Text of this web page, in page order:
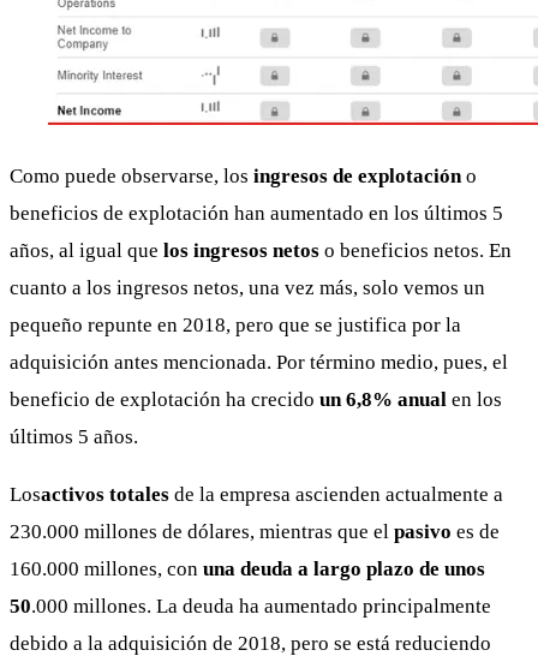
Como puede observarse, los ingresos de explotación o
beneficios de explotación han aumentado en los últimos 5
años, al igual que los ingresos netos o beneficios netos. En
cuanto a los ingresos netos, una vez más, solo vemos un
pequeño repunte en 2018, pero que se justifica por la
adquisición antes mencionada. Por término medio, pues, el
beneficio de explotación ha crecido un 6,8% anual en los
últimos 5 años.
Losactivos totales de la empresa ascienden actualmente a
230.000 millones de dólares, mientras que el pasivo es de
160.000 millones, con una deuda a largo plazo de unos
50.000 millones. La deuda ha aumentado principalmente
debido a la adquisición de 2018, pero se está reduciendo